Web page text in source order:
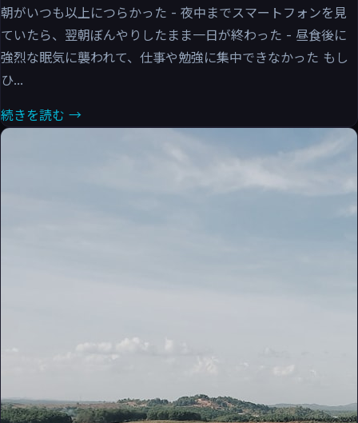
朝がいつも以上につらかった - 夜中までスマートフォンを見
ていたら、翌朝ぼんやりしたまま一日が終わった - 昼食後に
強烈な眠気に襲われて、仕事や勉強に集中できなかった もし
ひ...
続きを読む →